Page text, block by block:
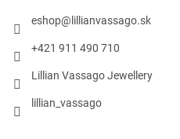
eshop@ lillianvassago.sk
+421 911 490 710
Lillian Vassago Jewellery
lillian_vassago